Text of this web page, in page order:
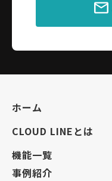
ホーム
CLOUD LINEとは
機能一覧
事例紹介